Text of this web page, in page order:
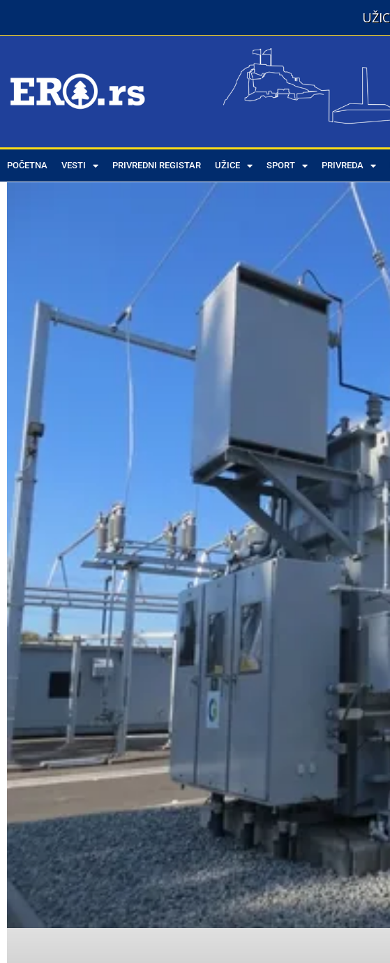
POČETNA VESTI PRIVREDNI REGISTAR UŽICE SPORT PRIVREDA